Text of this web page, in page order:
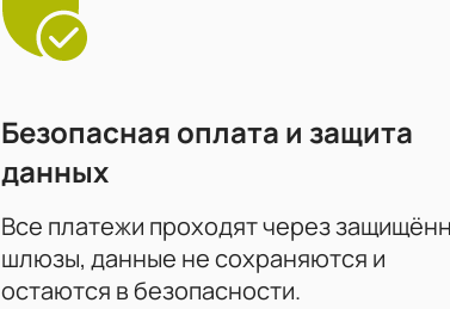
Безопасная оплата и защита
данных
Все платежи проходят через
шлюзы, данные не сохраняются и
остаются в безопасности.